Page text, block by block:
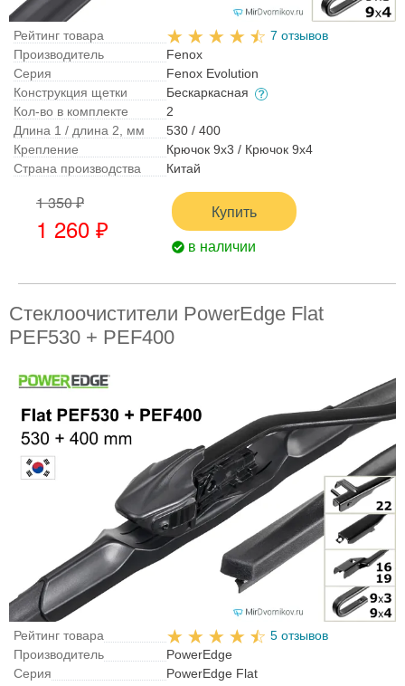
Рейтинг товара
7 отзывов
Производитель
Fenox
Серия
Fenox Evolution
Конструкция щетки
Бескаркасная
Кол-во в комплекте
2
Длина 1 / длина 2, мм
530 / 400
Крепление
Крючок 9x3 / Крючок 9x4
Страна производства
Китай
1 350 ₽
1 260 ₽
Купить
в наличии
Стеклоочистители PowerEdge Flat
PEF530 + PEF400
Рейтинг товара
5 отзывов
Производитель
PowerEdge
Серия
PowerEdge Flat